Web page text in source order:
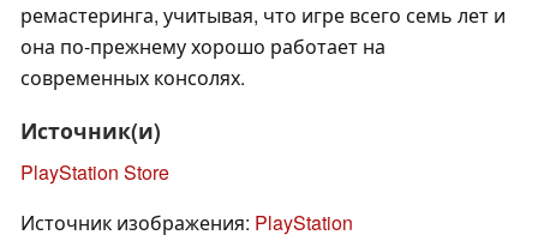
ремастеринга, учитывая, что игре всего семь лет и
она по-прежнему хорошо работает на
современных консолях.
Источник(и)
PlayStation Store
Источник изображения: PlayStation